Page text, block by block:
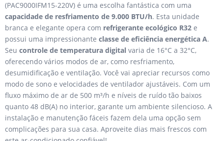
(PAC9000IFM15-220V) é uma escolha fantástica com uma
capacidade de resfriamento de 9.000 BTU/h. Esta unidade
branca e elegante opera com refrigerante ecológico R32 e
possui uma impressionante classe de eficiência energética A.
Seu controle de temperatura digital varia de 16°C a 32°C,
oferecendo vários modos de ar, como resfriamento,
desumidificação e ventilação. Você vai apreciar recursos como
modo de sono e velocidades de ventilador ajustáveis. Com um
fluxo máximo de ar de 500 m³/h e níveis de ruído tão baixos
quanto 48 dB(A) no interior, garante um ambiente silencioso. A
instalação e manutenção fáceis fazem dela uma opção sem
complicações para sua casa. Aproveite dias mais frescos com